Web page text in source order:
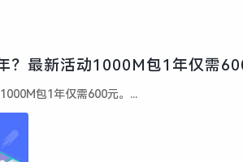
？最新活动1000M包1年仅需
包1年仅需600元。...